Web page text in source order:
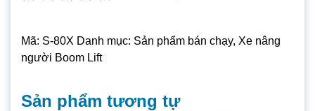
Mã: S-80X Danh mục: Sản phẩm bán chạy, Xe nâng
người Boom Lift
Sản phẩm tương tự